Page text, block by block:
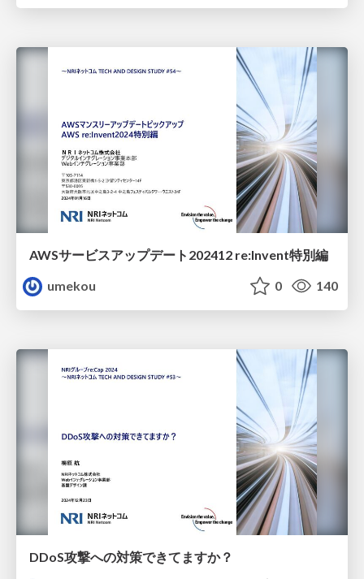
AWSサービスアップデート202412 re:Invent特別編
umekou
0 140
DDoS攻撃への対策できてますか？